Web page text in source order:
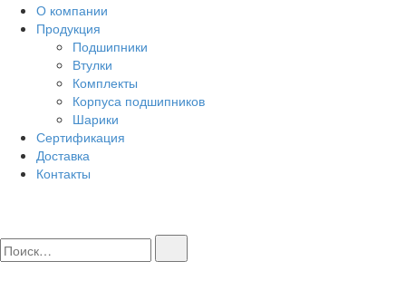
О компании
Продукция
Подшипники
Втулки
Комплекты
Корпуса подшипников
Шарики
Сертификация
Доставка
Контакты